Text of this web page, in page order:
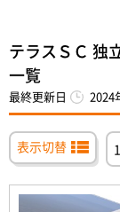
テラスＳＣ 独
一覧
最終更新日 2024
表示切替